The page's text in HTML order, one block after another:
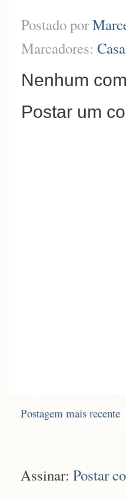
Postado por
Marcadores:
Nenhum
Postar um
Postagem mais recente
Assinar: Postar